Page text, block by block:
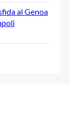
al Genoa